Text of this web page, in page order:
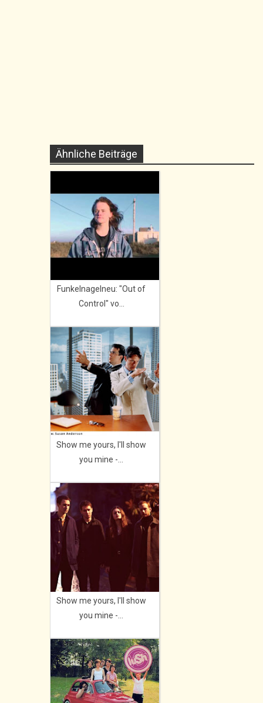
Ähnliche Beiträge
Funkelnagelneu: "Out of
Control" vo...
Show me yours, I'll show
you mine -...
Show me yours, I'll show
you mine -...